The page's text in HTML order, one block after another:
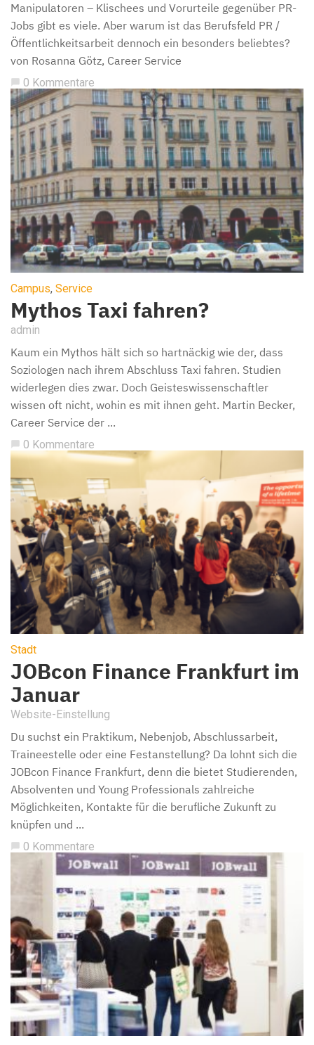
Manipulatoren – Klischees und Vorurteile gegenüber PR-
Jobs gibt es viele. Aber warum ist das Berufsfeld PR /
Öffentlichkeitsarbeit dennoch ein besonders beliebtes?
von Rosanna Götz, Career Service
chat_bubble 0 Kommentare
Campus, Service
Mythos Taxi fahren?
admin
Kaum ein Mythos hält sich so hartnäckig wie der, dass
Soziologen nach ihrem Abschluss Taxi fahren. Studien
widerlegen dies zwar. Doch Geisteswissenschaftler
wissen oft nicht, wohin es mit ihnen geht. Martin Becker,
Career Service der ...
0 Kommentare
Stadt
JOBcon Finance Frankfurt im
Januar
Website-Einstellung
Du suchst ein Praktikum, Nebenjob, Abschlussarbeit,
Traineestelle oder eine Festanstellung? Da lohnt sich die
JOBcon Finance Frankfurt, denn die bietet Studierenden,
Absolventen und Young Professionals zahlreiche
Möglichkeiten, Kontakte für die berufliche Zukunft zu
knüpfen und ...
0 Kommentare